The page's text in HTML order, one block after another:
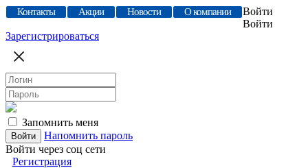
Контакты Акции Новости О компании
Войти
Войти
Зарегистрироваться
Запомнить меня
Напомнить пароль
Войти через соц сети
Регистрация